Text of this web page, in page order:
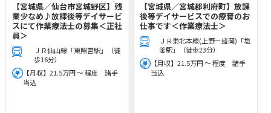
【宮城県／仙台市宮城野区】残
業少なめ♪放課後等デイサービ
スにて作業療法士の募集＜正社
員＞
ＪＲ仙山線「東照宮駅」（徒
歩16分）
【月収】21.5万円 ～ 程度 諸手
当込
【宮城県／宮城郡利府町】放課
後等デイサービスでの療育のお
仕事です＜作業療法士＞
ＪＲ東北本線(上野－盛岡)「塩
釜駅」（徒歩23分）
【月収】21.5万円 ～ 程度 諸手
当込